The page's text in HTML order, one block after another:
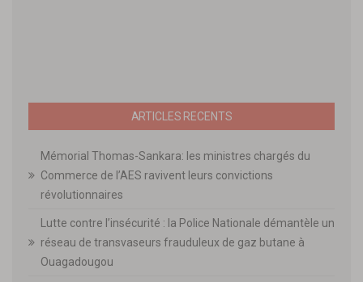
ARTICLES RECENTS
Mémorial Thomas-Sankara: les ministres chargés du
Commerce de l’AES ravivent leurs convictions
révolutionnaires
Lutte contre l’insécurité : la Police Nationale démantèle un
réseau de transvaseurs frauduleux de gaz butane à
Ouagadougou